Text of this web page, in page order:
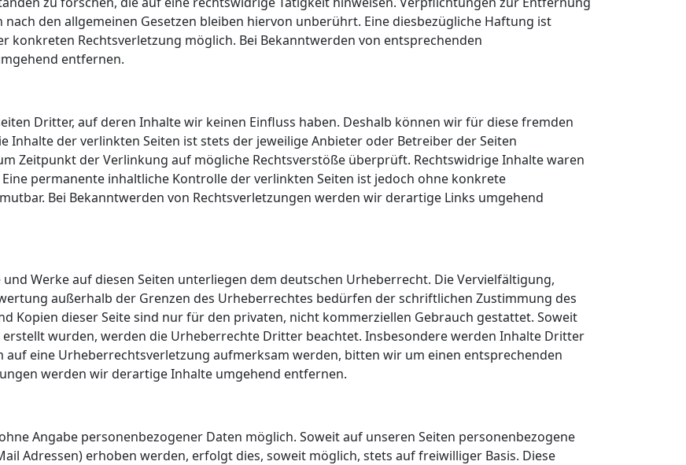
den allgemeinen Gesetzen bleiben hiervon unberührt. Eine diesbezügliche Haftung ist
konkreten Rechtsverletzung möglich. Bei Bekanntwerden von entsprechenden
entfernen.
Dritter, auf deren Inhalte wir keinen Einfluss haben. Deshalb können wir für diese fremden
Inhalte der verlinkten Seiten ist stets der jeweilige Anbieter oder Betreiber der Seiten
Zeitpunkt der Verlinkung auf mögliche Rechtsverstöße überprüft. Rechtswidrige Inhalte waren
permanente inhaltliche Kontrolle der verlinkten Seiten ist jedoch ohne konkrete
Bei Bekanntwerden von Rechtsverletzungen werden wir derartige Links umgehend
Werke auf diesen Seiten unterliegen dem deutschen Urheberrecht. Die Vervielfältigung,
außerhalb der Grenzen des Urheberrechtes bedürfen der schriftlichen Zustimmung des
Kopien dieser Seite sind nur für den privaten, nicht kommerziellen Gebrauch gestattet. Soweit
wurden, werden die Urheberrechte Dritter beachtet. Insbesondere werden Inhalte Dritter
auf eine Urheberrechtsverletzung aufmerksam werden, bitten wir um einen entsprechenden
werden wir derartige Inhalte umgehend entfernen.
Angabe personenbezogener Daten möglich. Soweit auf unseren Seiten personenbezogene
Adressen) erhoben werden, erfolgt dies, soweit möglich, stets auf freiwilliger Basis. Diese